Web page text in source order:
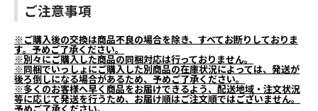
ご注意事項
※ご購入後の交換は商品不良の場合を除き、すべてお断りしておりま
す。予めご了承ください。
※別々にご購入した商品の同梱対応は行っておりません。
※同梱でいっしょにご購入した別商品の在庫状況によっては、発送が
後ろ倒しになる場合があるため、予めご了承ください。
※多くのお客様へ早く商品をお届けできるよう、配送地域・注文状況
等に応じて発送を行うため、お届け順はご注文順ではございません。
予めご了承ください。